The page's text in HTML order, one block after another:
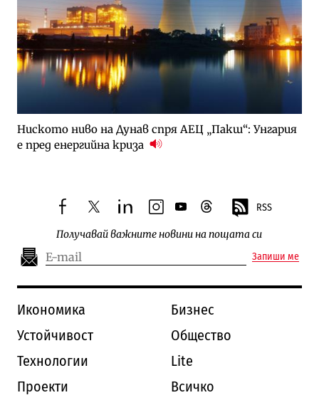
Ниското ниво на Дунав спря АЕЦ „Пакш“: Унгария
е пред енергийна криза
facebooktwitterlinkedininstagram
youtubethreads RSS
Получавай важните новини на пощата си
Запиши ме
Икономика
Бизнес
Устойчивост
Общество
Технологии
Lite
Проекти
Всичко